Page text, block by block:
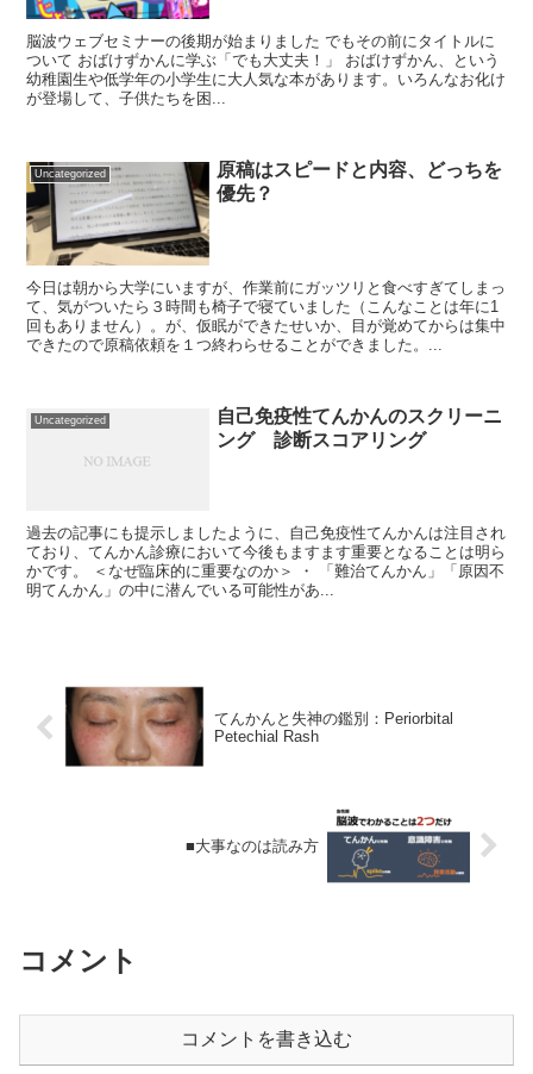
脳波ウェブセミナーの後期が始まりました でもその前にタイトルに
ついて おばけずかんに学ぶ「でも大丈夫！」 おばけずかん、という
幼稚園生や低学年の小学生に大人気な本があります。いろんなお化け
が登場して、子供たちを困...
Uncategorized
原稿はスピードと内容、どっちを
優先？
今日は朝から大学にいますが、作業前にガッツリと食べすぎてしまっ
て、気がついたら３時間も椅子で寝ていました（こんなことは年に1
回もありません）。が、仮眠ができたせいか、目が覚めてからは集中
できたので原稿依頼を１つ終わらせることができました。...
Uncategorized
自己免疫性てんかんのスクリーニ
ング 診断スコアリング
過去の記事にも提示しましたように、自己免疫性てんかんは注目され
ており、てんかん診療において今後もますます重要となることは明ら
かです。 ＜なぜ臨床的に重要なのか＞ ・ 「難治てんかん」「原因不
明てんかん」の中に潜んでいる可能性があ...
てんかんと失神の鑑別：Periorbital
Petechial Rash
■大事なのは読み方
コメント
コメントを書き込む